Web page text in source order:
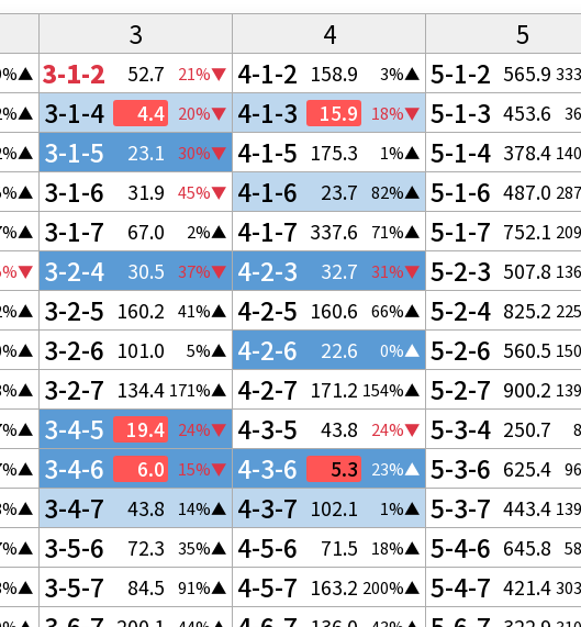
3 4 5
3-1-2 52.7 21%▼ 4-1-2 158.9 3%▲ 5-1-2 565.9
3-1-4 4.4 20%▼ 4-1-3 15.9 18%▼ 5-1-3 453.6
3-1-5 23.1 30%▼ 4-1-5 175.3 1%▲ 5-1-4 378.4
3-1-6 31.9 45%▼ 4-1-6 23.7 82%▲ 5-1-6 487.0
3-1-7 67.0 2%▲ 4-1-7 337.6 71%▲ 5-1-7 752.1
3-2-4 30.5 37%▼ 4-2-3 32.7 31%▼ 5-2-3 507.8
3-2-5 160.2 41%▲ 4-2-5 160.6 66%▲ 5-2-4 825.2
3-2-6 101.0 5%▲ 4-2-6 22.6 0%▲ 5-2-6 560.5
3-2-7 134.4 171%▲ 4-2-7 171.2 154%▲ 5-2-7 900.2
3-4-5 19.4 24%▼ 4-3-5 43.8 24%▼ 5-3-4 250.7
3-4-6 6.0 15%▼ 4-3-6 5.3 23%▲ 5-3-6 625.4
3-4-7 43.8 14%▲ 4-3-7 102.1 1%▲ 5-3-7 443.4
3-5-6 72.3 35%▲ 4-5-6 71.5 18%▲ 5-4-6 645.8
3-5-7 84.5 91%▲ 4-5-7 163.2 200%▲ 5-4-7 421.4